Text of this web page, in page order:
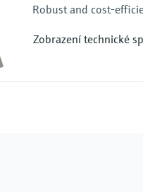
Robust and cost-
Zobrazení technické